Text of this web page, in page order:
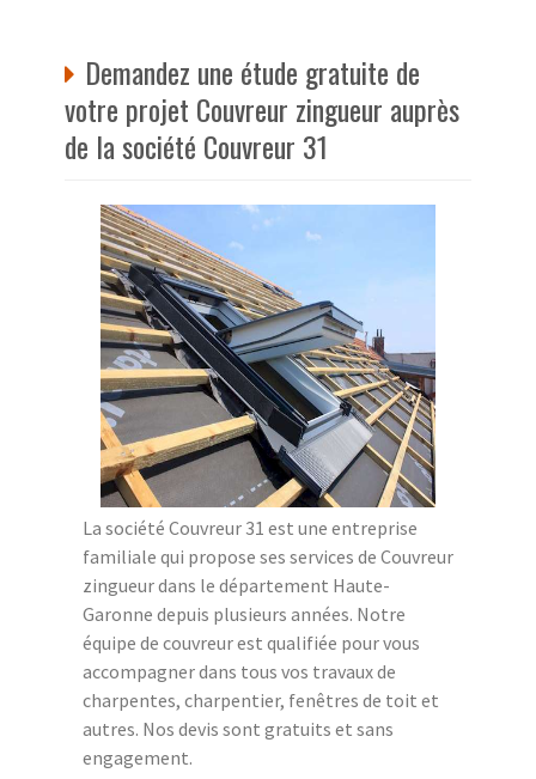
Demandez une étude gratuite de
votre projet Couvreur zingueur auprès
de la société Couvreur 31
La société Couvreur 31 est une entreprise
familiale qui propose ses services de Couvreur
zingueur dans le département Haute-
Garonne depuis plusieurs années. Notre
équipe de couvreur est qualifiée pour vous
accompagner dans tous vos travaux de
charpentes, charpentier, fenêtres de toit et
autres. Nos devis sont gratuits et sans
engagement.